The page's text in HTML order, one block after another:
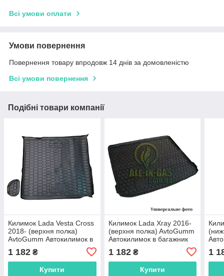
Всі умови оплати
Умови повернення
Повернення товару впродовж 14 днів за домовленістю
Всі умови повернення
Подібні товари компанії
Килимок Lada Vesta Cross
2018- (верхня полка)
AvtoGumm Автокилимок в
1 182 ₴
Купити
Килимок Lada Xray 2016-
(верхня полка) AvtoGumm
Автокилимок в багажник
1 182₴
Купити
1